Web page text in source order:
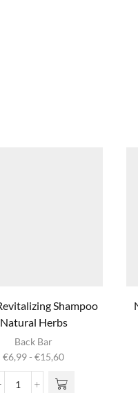
Shampoo
Natural Herbs
Back Bar
€6,99- €15,60Prijsklasse:
tot
Nº04
heeft
meerdere
optie kan